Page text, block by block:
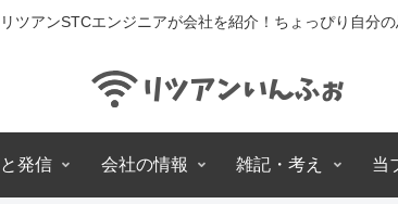
リツアンSTCエンジニアが会社を紹介！ちょっぴり自分の
発信 会社の情報 雑記・考え 当